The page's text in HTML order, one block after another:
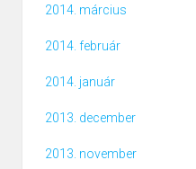
2014. március
2014. február
2014. január
2013. december
2013. november